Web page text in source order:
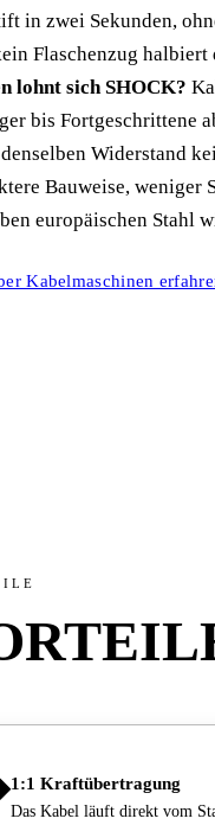
in zwei Sekunden,
Flaschenzug halbiert
lohnt sich SHOCK?
bis Fortgeschrittene
Widerstand
Bauweise, weniger
europäischen Stahl
Kabelmaschinen
1:1 Kraftübertragung
Das Kabel läuft direkt vom